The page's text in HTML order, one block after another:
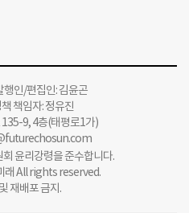
인/편집인: 김윤곤
책임자: 정유진
135-9, 4층(태평로1가)
윤리강령을 준수합니다.
All rights reserved.
재배포 금지.